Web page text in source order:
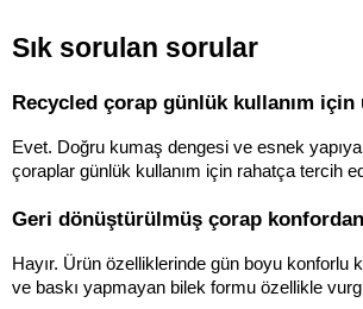
Sık sorulan sorular
Recycled çorap günlük kullanım
Evet. Doğru kumaş dengesi ve esnek
çoraplar günlük kullanım için rahatça tercih
Geri dönüştürülmüş çorap
Hayır. Ürün özelliklerinde gün boyu konforlu
ve baskı yapmayan bilek formu özellikle